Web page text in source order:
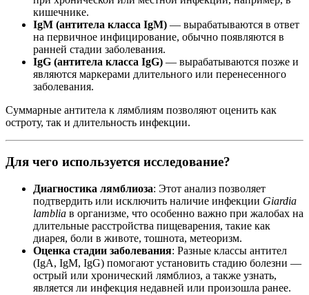
кишечнике.
IgM (антитела класса IgM) — вырабатываются в ответ
на первичное инфицирование, обычно появляются в
ранней стадии заболевания.
IgG (антитела класса IgG) — вырабатываются позже и
являются маркерами длительного или перенесенного
заболевания.
Суммарные антитела к лямблиям позволяют оценить как
остроту, так и длительность инфекции.
Для чего используется исследование?
Диагностика лямблиоза: Этот анализ позволяет
подтвердить или исключить наличие инфекции Giardia
lamblia в организме, что особенно важно при жалобах на
длительные расстройства пищеварения, такие как
диарея, боли в животе, тошнота, метеоризм.
Оценка стадии заболевания: Разные классы антител
(IgA, IgM, IgG) помогают установить стадию болезни —
острый или хронический лямблиоз, а также узнать,
является ли инфекция недавней или произошла ранее.